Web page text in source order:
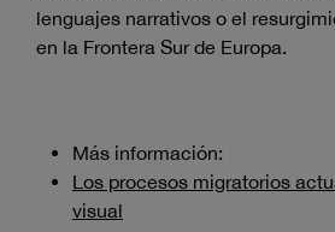
lenguajes narrativos o el
en la Frontera Sur de Europa.
Más información:
Los procesos migratorios
visual